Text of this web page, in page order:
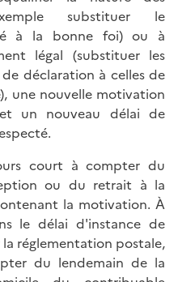
substituer le
à la bonne foi) ou à
légal (substituer les
déclaration à celles de
une nouvelle motivation
un nouveau délai de
court à compter du
ou du retrait à la
la motivation. À
le délai d'instance de
réglementation postale,
du lendemain de la